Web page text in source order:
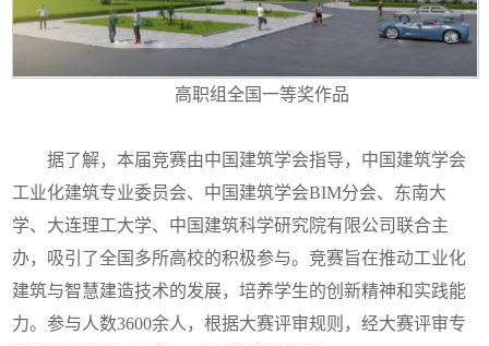
高职组全国一等奖作品
据了解，本届竞赛由中国建筑学会指导，中国建筑学会
工业化建筑专业委员会、中国建筑学会BIM分会、东南大
学、大连理工大学、中国建筑科学研究院有限公司联合主
办，吸引了全国多所高校的积极参与。竞赛旨在推动工业化
建筑与智慧建造技术的发展，培养学生的创新精神和实践能
力。参与人数3600余人，根据大赛评审规则，经大赛评审专